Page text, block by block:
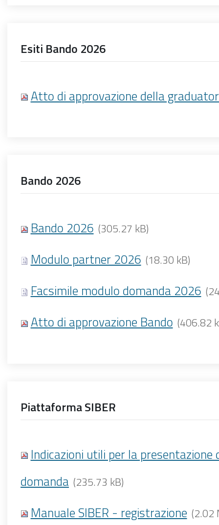
Esiti Bando 2026
Atto di approvazione della
Bando 2026
Bando 2026 (305.27 kB)
Modulo partner 2026 (18.30 kB)
Facsimile modulo domanda 2026
Atto di approvazione Bando (406.82
Piattaforma SIBER
Indicazioni utili per la presentazione
domanda (235.73 kB)
Manuale SIBER - registrazione (2.02